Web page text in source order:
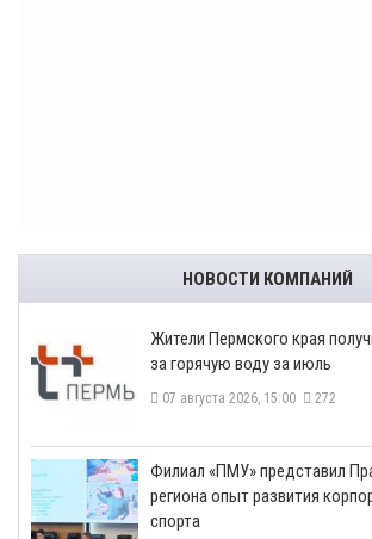
НОВОСТИ КОМПАНИЙ
​Жители Пермского края
за горячую воду за июль
07 августа 2026, 15:00 272
​Филиал «ПМУ» представил
региона опыт развития
спорта